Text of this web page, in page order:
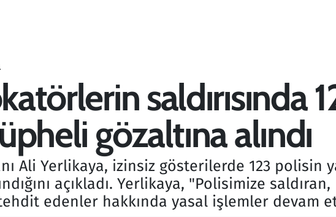
saldırısında
gözaltına alındı
Ali Yerlikaya, izinsiz gösterilerde 123 polisin
açıkladı. Yerlikaya, "Polisimize
edenler hakkında yasal işlemler devam